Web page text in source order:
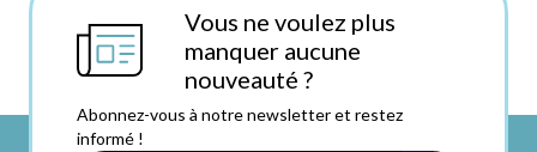
Vous ne voulez plus
manquer aucune
nouveauté ?
Abonnez-vous à notre newsletter et restez
informé !